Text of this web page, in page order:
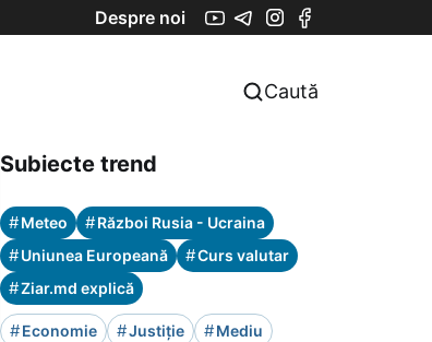
Despre noi
Caută
Subiecte trend
#Meteo #Război Rusia - Ucraina
#Uniunea Europeană #Curs valutar
#Ziar.md explică
#Economie #Justiție #Mediu